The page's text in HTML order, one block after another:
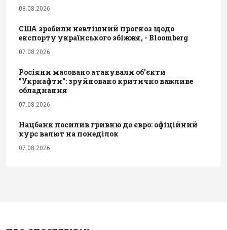
08.08.2026
США зробили невтішний прогноз щодо
експорту українського збіжжя, - Bloomberg
07.08.2026
Росіяни масовано атакували обʼєкти
"Укрнафти": зруйновано критично важливе
обладнання
07.08.2026
Нацбанк посилив гривню до євро: офіційний
курс валют на понеділок
07.08.2026